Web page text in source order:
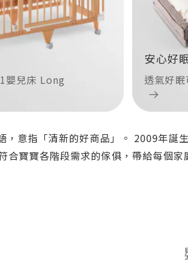
嬰兒床 Long
安心好
透氣好
，意指「清新的好商品」。 2009年誕
合寶寶各階段需求的傢俱，帶給每個家